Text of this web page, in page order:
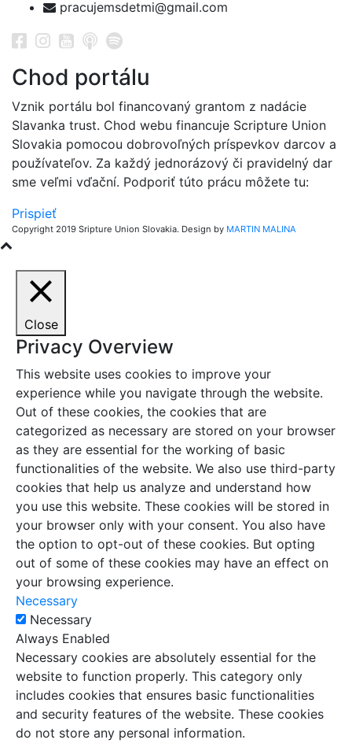
pracujemsdetmi@gmail.com
Chod portálu
Vznik portálu bol financovaný grantom z nadácie
Slavanka trust. Chod webu financuje Scripture Union
Slovakia pomocou dobrovoľných príspevkov darcov a
používateľov. Za každý jednorázový či pravidelný dar
sme veľmi vďační. Podporiť túto prácu môžete tu:
Prispieť
Copyright 2019 Sripture Union Slovakia. Design by MARTIN MALINA
Close
Privacy Overview
This website uses cookies to improve your
experience while you navigate through the website.
Out of these cookies, the cookies that are
categorized as necessary are stored on your browser
as they are essential for the working of basic
functionalities of the website. We also use third-party
cookies that help us analyze and understand how
you use this website. These cookies will be stored in
your browser only with your consent. You also have
the option to opt-out of these cookies. But opting
out of some of these cookies may have an effect on
your browsing experience.
Necessary
Necessary
Always Enabled
Necessary cookies are absolutely essential for the
website to function properly. This category only
includes cookies that ensures basic functionalities
and security features of the website. These cookies
do not store any personal information.